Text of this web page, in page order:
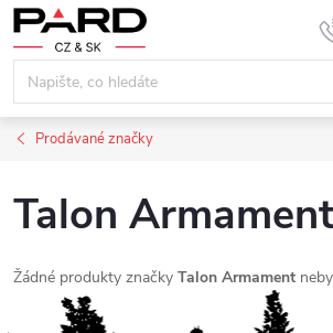
Přejít
na
obsah
Prodávané značky
Talon Armament
Žádné produkty značky Talon Armament